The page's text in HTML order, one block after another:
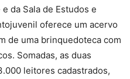
da Sala de Estudos e
oferece um acervo
de uma brinquedoteca com
Somadas, as duas
leitores cadastrados,